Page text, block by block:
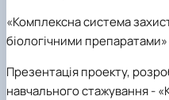
«Комплексна система
біологічними препаратами»
Презентація проекту,
навчального стажування -